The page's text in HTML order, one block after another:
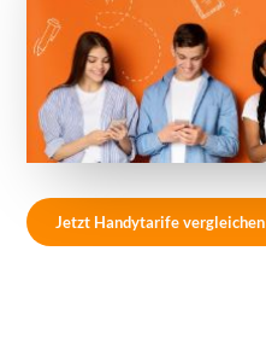
Jetzt Handytarife vergleichen